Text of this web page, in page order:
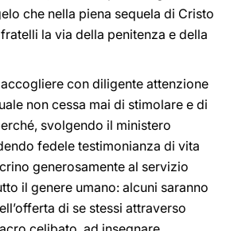
che nella piena sequela di Cristo
la via della penitenza e della
con diligente attenzione
non cessa mai di stimolare e di
svolgendo il ministero
fedele testimonianza di vita
generosamente al servizio
il genere umano: alcuni saranno
di se stessi attraverso